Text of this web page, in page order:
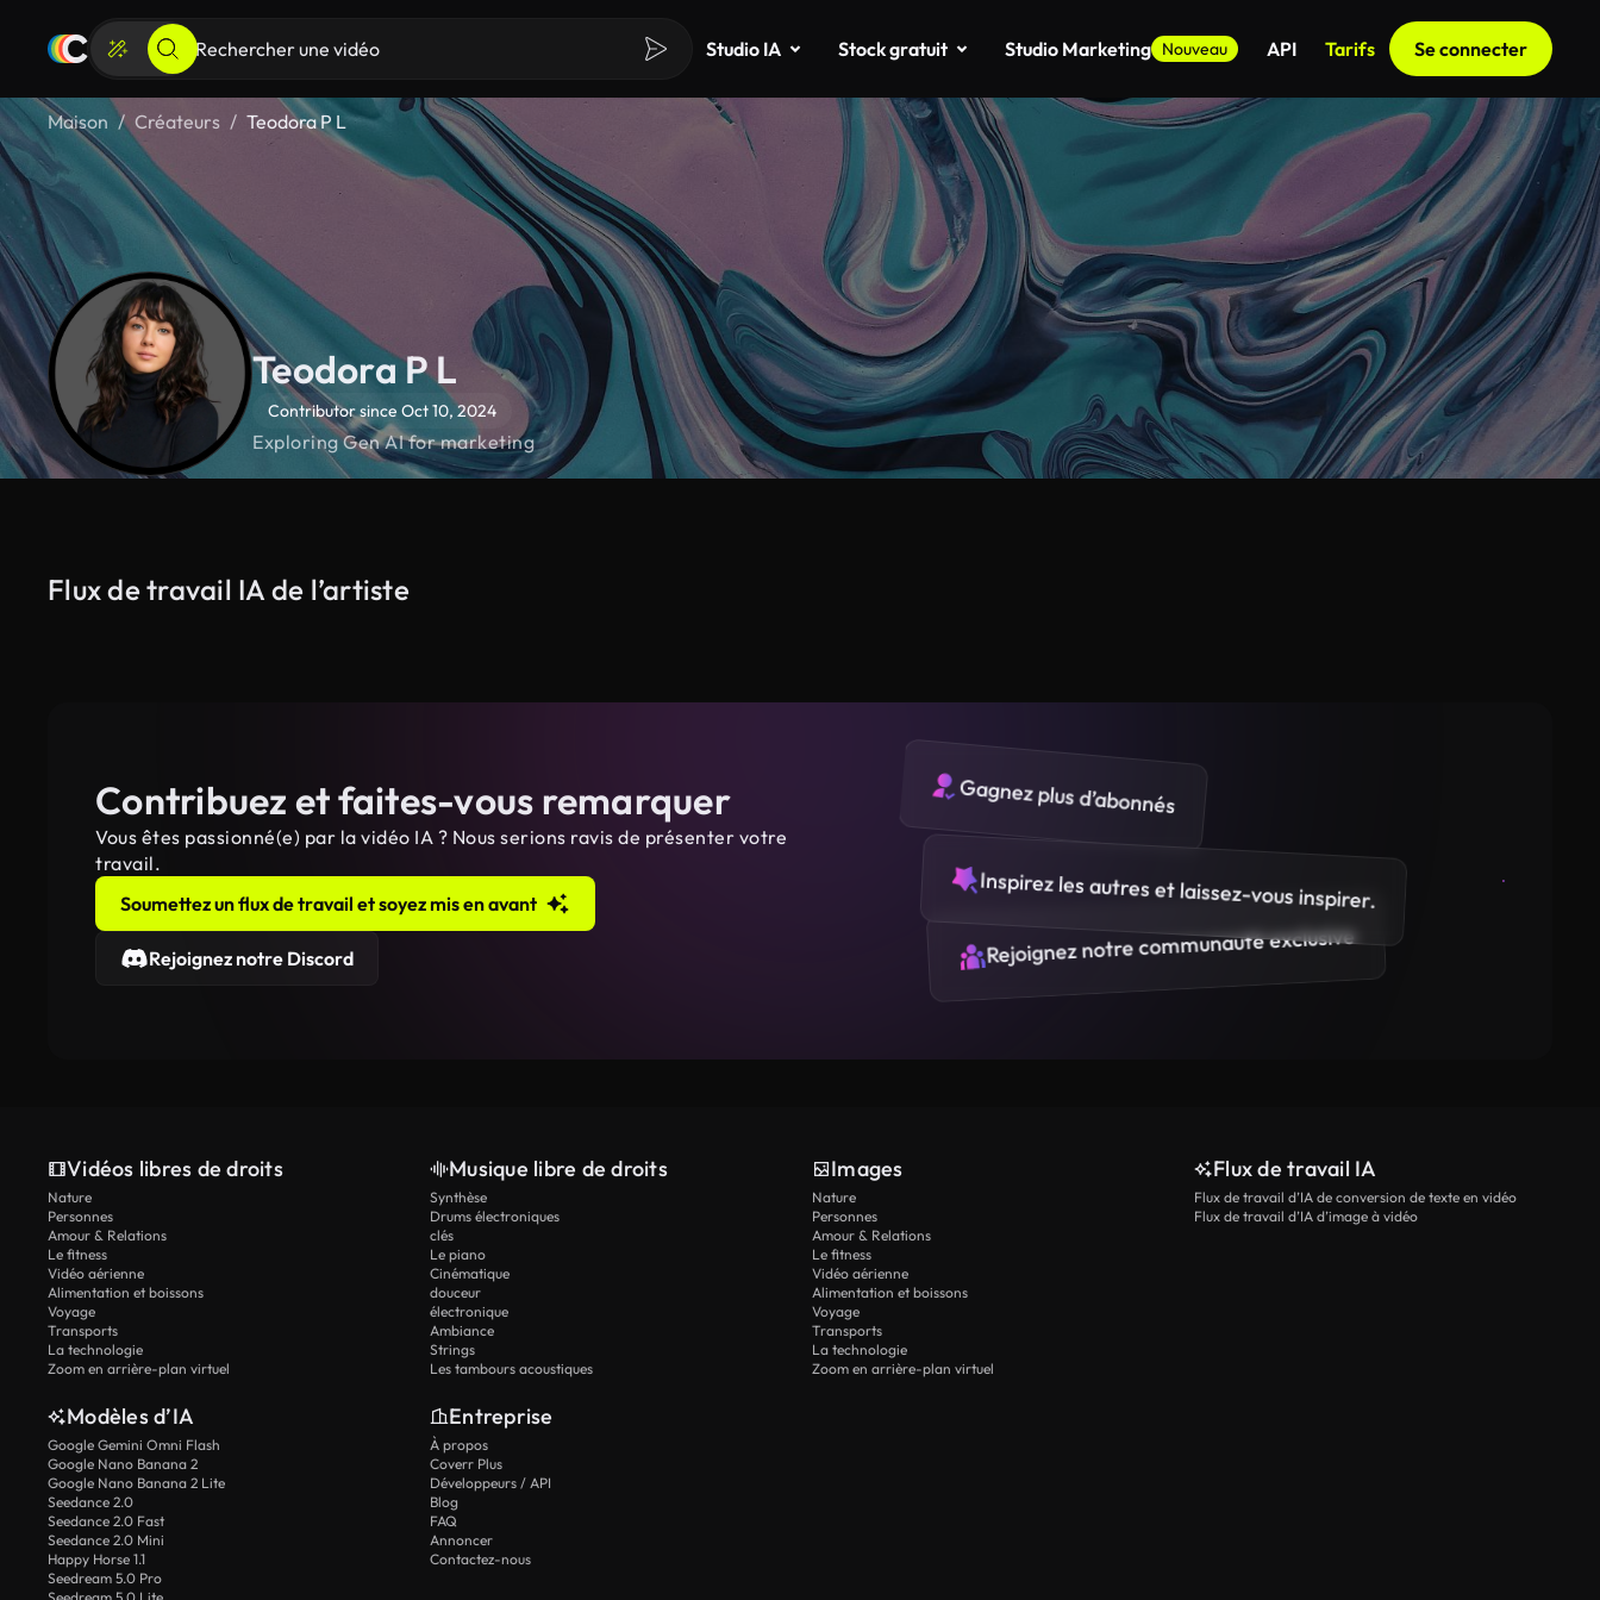
Studio IA Stock gratuit Studio Marketing Nouveau API Tarifs Se connecter
Maison Créateurs Teodora P L
Teodora P L
Contributor since Oct 10, 2024
Exploring Gen AI for marketing
Flux de travail IA de l’artiste
Gagnez plus d’abonnés
Inspirez les autres et laissez-vous inspirer.
Rejoignez notre communauté exclusive
Contribuez et faites-vous remarquer
Vous êtes passionné(e) par la vidéo IA ? Nous serions ravis de présenter votre
travail.
Soumettez un flux de travail et soyez mis en avant
Rejoignez notre Discord
Vidéos libres de droits
Nature
Personnes
Amour & Relations
Le fitness
Vidéo aérienne
Alimentation et boissons
Voyage
Transports
La technologie
Zoom en arrière-plan virtuel
Musique libre de droits
Synthèse
Drums électroniques
clés
Le piano
Cinématique
douceur
électronique
Ambiance
Strings
Les tambours acoustiques
Images
Nature
Personnes
Amour & Relations
Le fitness
Vidéo aérienne
Alimentation et boissons
Voyage
Transports
La technologie
Zoom en arrière-plan virtuel
Flux de travail IA
Flux de travail d’IA de conversion de texte en vidéo
Flux de travail d’IA d’image à vidéo
Modèles d’IA
Google Gemini Omni Flash
Google Nano Banana 2
Google Nano Banana 2 Lite
Seedance 2.0
Seedance 2.0 Fast
Seedance 2.0 Mini
Happy Horse 1.1
Seedream 5.0 Pro
Entreprise
À propos
Coverr Plus
Développeurs / API
Blog
FAQ
Annoncer
Contactez-nous